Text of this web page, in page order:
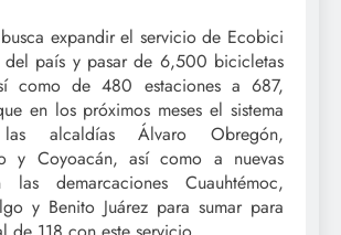
expandir el servicio de Ecobici
país y pasar de 6,500 bicicletas
como de 480 estaciones a 687,
en los próximos meses el sistema
alcaldías Álvaro Obregón,
y Coyoacán, así como a nuevas
demarcaciones Cuauhtémoc,
y Benito Juárez para sumar para